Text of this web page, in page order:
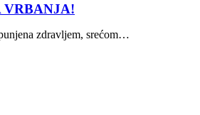
VRBANJA!
zdravljem, srećom…